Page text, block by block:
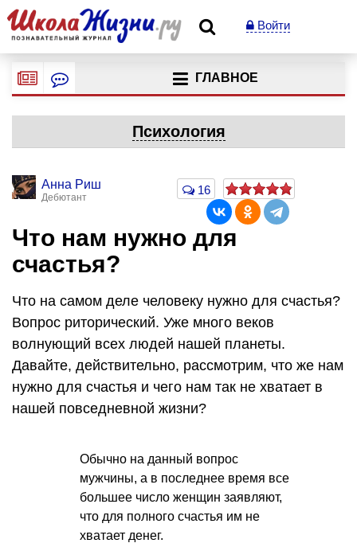
Войти
ГЛАВНОЕ
Психология
Анна Риш
Дебютант
16
Что нам нужно для
счастья?
Что на самом деле человеку нужно для счастья?
Вопрос риторический. Уже много веков
волнующий всех людей нашей планеты.
Давайте, действительно, рассмотрим, что же нам
нужно для счастья и чего нам так не хватает в
нашей повседневной жизни?
Обычно на данный вопрос
мужчины, а в последнее время все
большее число женщин заявляют,
что для полного счастья им не
хватает денег.